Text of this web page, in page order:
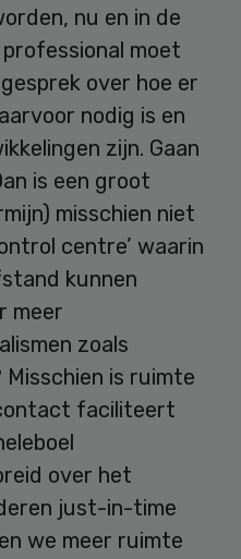
nu en in de
moet
over hoe er
nodig is en
zijn. Gaan
is een groot
misschien niet
centre’ waarin
kunnen
meer
zoals
is ruimte
faciliteert
over het
just-in-time
we meer ruimte